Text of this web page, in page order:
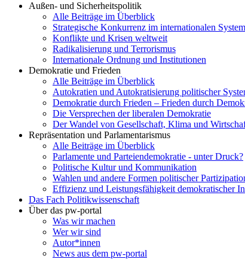
Außen- und Sicherheitspolitik
Alle Beiträge im Überblick
Strategische Konkurrenz im internationalen System
Konflikte und Krisen weltweit
Radikalisierung und Terrorismus
Internationale Ordnung und Institutionen
Demokratie und Frieden
Alle Beiträge im Überblick
Autokratien und Autokratisierung politischer
Demokratie durch Frieden – Frieden durch
Die Versprechen der liberalen Demokratie
Der Wandel von Gesellschaft, Klima und
Repräsentation und Parlamentarismus
Alle Beiträge im Überblick
Parlamente und Parteiendemokratie - unter Druck?
Politische Kultur und Kommunikation
Wahlen und andere Formen politischer
Effizienz und Leistungsfähigkeit demokratischer
Das Fach Politikwissenschaft
Über das pw-portal
Was wir machen
Wer wir sind
Autor*innen
News aus dem pw-portal